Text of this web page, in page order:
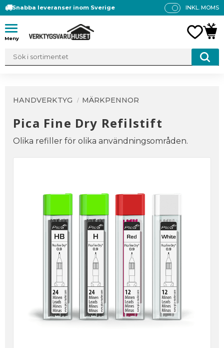
Meny
Snabba leveranser inom Sverige
P
INKL. MOMS
HANDVERKTYG MÄRKPENNOR
Pica Fine Dry Refilstift
Olika refiller för olika användningsområden.